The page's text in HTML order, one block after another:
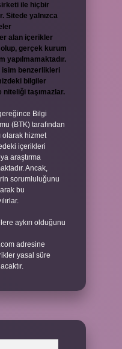
ile hiçbir
Sitede yalnızca
alan içerikler
gerçek kurum
yapılmamaktadır.
benzerlikleri
bilgiler
taşımazlar.
Bilgi
(BTK) tarafından
olarak hizmet
içerikleri
araştırma
Ancak,
sorumluluğunu
bu
aykırı olduğunu
adresine
yasal süre